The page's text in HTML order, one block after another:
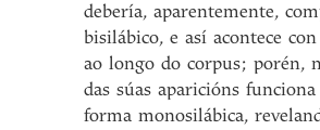
debería, aparentemente,
bisilábico, e así acontece
ao longo do corpus; porén,
das súas aparicións
forma monosilábica,